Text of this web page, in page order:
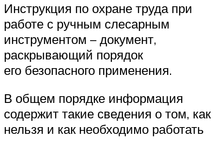
Инструкция по охране труда при
работе с ручным слесарным
инструментом – документ,
раскрывающий порядок
его безопасного применения.
В общем порядке информация
содержит такие сведения о том, как
нельзя и как необходимо работать